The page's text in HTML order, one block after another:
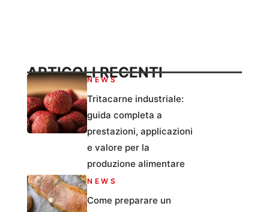
ARTICOLI RECENTI
NEWS
Tritacarne industriale:
guida completa a
prestazioni, applicazioni
e valore per la
produzione alimentare
NEWS
Come preparare un